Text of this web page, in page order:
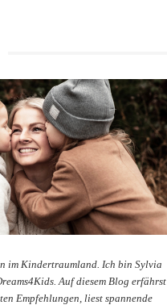
im Kindertraumland. Ich bin Sylvia
Auf diesem Blog erfährst
Empfehlungen, liest spannende